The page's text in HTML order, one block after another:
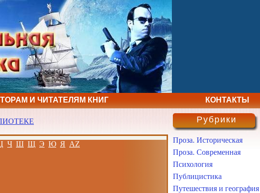
И ЧИТАТЕЛЯМ КНИГ КОНТАКТЫ
Ч Ш Щ Э Ю Я AZ
Рубрики
Проза. Историческая
Проза. Современная
Психология
Публицистика
Путешествия и география